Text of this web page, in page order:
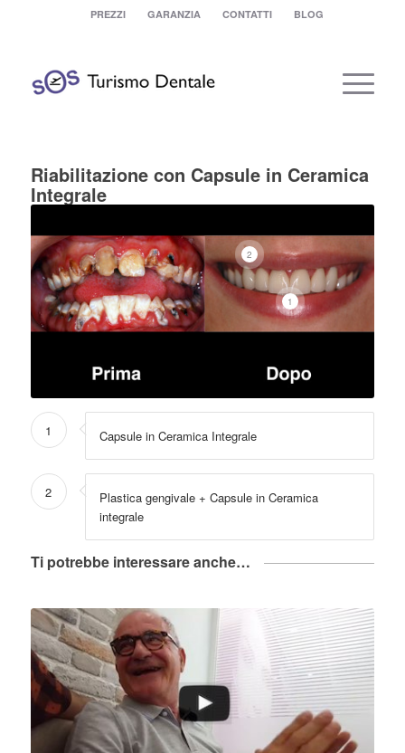
PREZZI GARANZIA CONTATTI BLOG
Riabilitazione con Capsule in Ceramica
Integrale
1
2
1 Capsule in Ceramica Integrale
2
Plastica gengivale + Capsule in Ceramica
integrale
Ti potrebbe interessare anche…